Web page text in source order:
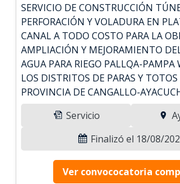
SERVICIO DE CONSTRUCCIÓN
PERFORACIÓN Y VOLADURA EN
CANAL A TODO COSTO PARA LA
AMPLIACIÓN Y MEJORAMIENTO
AGUA PARA RIEGO PALLQA-PAMPA
LOS DISTRITOS DE PARAS Y
PROVINCIA DE CANGALLO-
Servicio
Finalizó el 18/08/
Ver convococatoria